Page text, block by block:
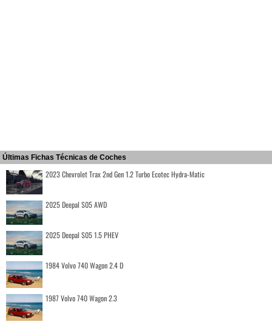
Últimas Fichas Técnicas de Coches
2023 Chevrolet Trax 2nd Gen 1.2 Turbo Ecotec Hydra-Matic
2025 Deepal S05 AWD
2025 Deepal S05 1.5 PHEV
1984 Volvo 740 Wagon 2.4 D
1987 Volvo 740 Wagon 2.3